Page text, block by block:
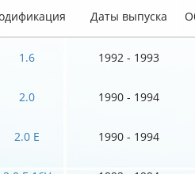
Даты выпуска
1.6 1992 - 1993
2.0 1990 - 1994
2.0 E 1990 - 1994